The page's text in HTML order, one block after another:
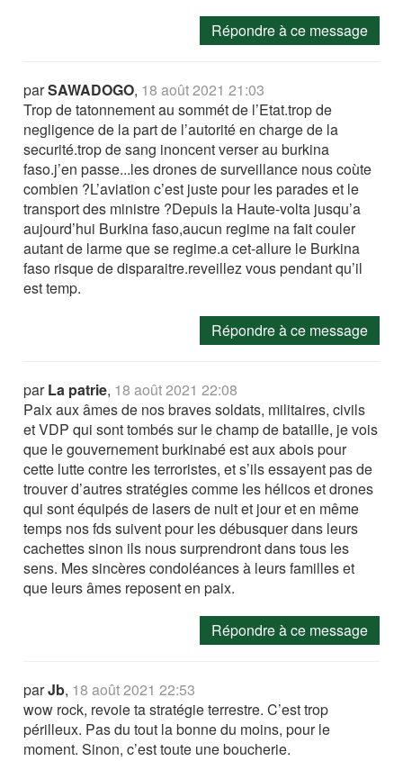
Répondre à ce message
parSAWADOGO, 18 août 2021 21:03
Trop de tatonnement au sommét de l’Etat.trop de
negligence de la part de l’autorité en charge de la
securité.trop de sang inoncent verser au burkina
faso.j’en passe...les drones de surveillance nous coùte
combien ?L’aviation c’est juste pour les parades et le
transport des ministre ?Depuis la Haute-volta jusqu’a
aujourd’hui Burkina faso,aucun regime na fait couler
autant de larme que se regime.a cet-allure le Burkina
faso risque de disparaitre.reveillez vous pendant qu’il
est temp.
Répondre à ce message
parLa patrie, 18 août 2021 22:08
Paix aux âmes de nos braves soldats, militaires, civils
et VDP qui sont tombés sur le champ de bataille, je vois
que le gouvernement burkinabé est aux abois pour
cette lutte contre les terroristes, et s’ils essayent pas de
trouver d’autres stratégies comme les hélicos et drones
qui sont équipés de lasers de nuit et jour et en même
temps nos fds suivent pour les débusquer dans leurs
cachettes sinon ils nous surprendront dans tous les
sens. Mes sincères condoléances à leurs familles et
que leurs âmes reposent en paix.
Répondre à ce message
parJb, 18 août 2021 22:53
wow rock, revoie ta stratégie terrestre. C’est trop
périlleux. Pas du tout la bonne du moins, pour le
moment. Sinon, c’est toute une boucherie.